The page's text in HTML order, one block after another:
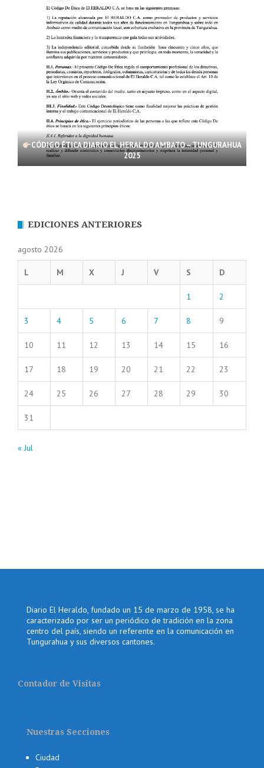
CÓDIGO ÉTICA DIARIO EL HERALDO AMBATO – TUNGURAHUA
2025
EDICIONES ANTERIORES
agosto 2026
L M X J V S D
1 2
3 4 5 6 7 8 9
10 11 12 13 14 15 16
17 18 19 20 21 22 23
24 25 26 27 28 29 30
31
« Jul
Diario El Heraldo, fundado un 15 de marzo de 1958, se ha
caracterizado por ser un periódico de tradición en la zona
centro del país, siendo un referente en la comunicación en
Tungurahua y sus diversos cantones.
Contador de Visitas
Nuestras Secciones
Ciudad